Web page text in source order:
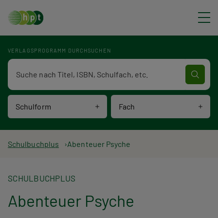
VERLAGSPROGRAMM DURCHSUCHEN
Schulform Fach
Verlagsprogramm Volltextsuche
P
a
d
Schulbuchplus Abenteuer Psyche
SCHULBUCHPLUS
Abenteuer Psyche